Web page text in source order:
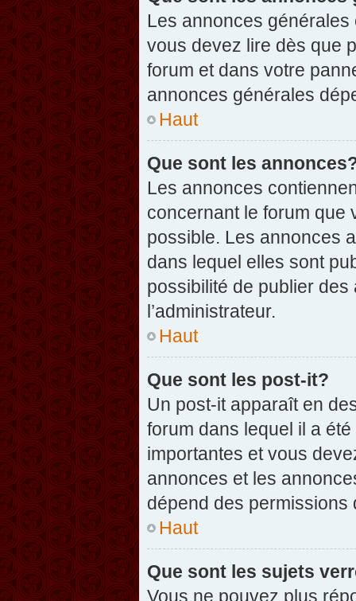
Les annonces
vous devez lire dès que
forum et dans votre
annonces générales
Haut
Que sont les
Les annonces
concernant le forum que
possible. Les annonces
dans lequel elles sont
possibilité de publier
l’administrateur.
Haut
Que sont les post-it?
Un post-it apparaît en
forum dans lequel il a
importantes et vous
annonces et les
dépend des permissions
Haut
Que sont les sujets
Vous ne pouvez plus